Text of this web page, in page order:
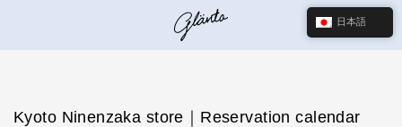
Kyoto Ninenzaka store｜Reservation calendar
日本語